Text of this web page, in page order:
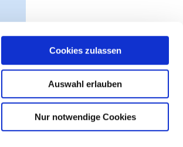
Cookies zulassen
Auswahl erlauben
Nur notwendige Cookies